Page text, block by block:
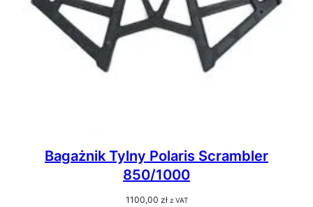
Bagażnik Tylny Polaris Scrambler
850/1000
1100,00 zł z VAT